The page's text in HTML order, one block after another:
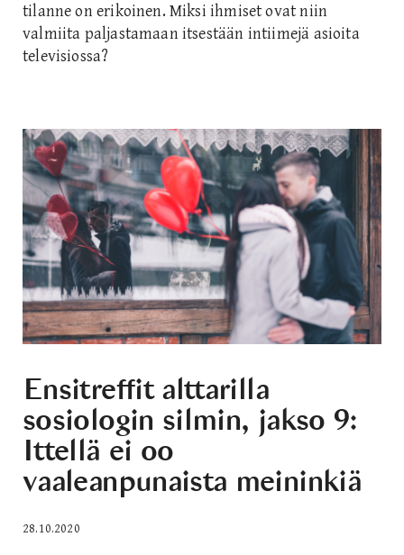
tilanne on erikoinen. Miksi ihmiset ovat niin
valmiita paljastamaan itsestään intiimejä asioita
televisiossa?
Ensitreffit alttarilla
sosiologin silmin, jakso 9:
Ittellä ei oo
vaaleanpunaista meininkiä
28.10.2020